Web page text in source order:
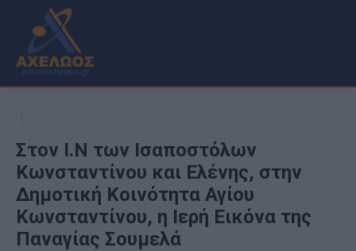
Στον Ι.Ν των Ισαποστόλων
Κωνσταντίνου και Ελένης, στην
Δημοτική Κοινότητα Αγίου
Κωνσταντίνου, η Ιερή Εικόνα της
Παναγίας Σουμελά